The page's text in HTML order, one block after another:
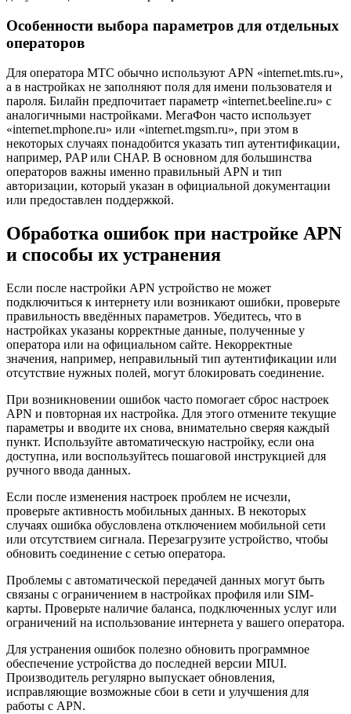
Особенности выбора параметров для отдельных
операторов
Для оператора МТС обычно используют APN «internet.mts.ru»,
а в настройках не заполняют поля для имени пользователя и
пароля. Билайн предпочитает параметр «internet.beeline.ru» с
аналогичными настройками. МегаФон часто использует
«internet.mphone.ru» или «internet.mgsm.ru», при этом в
некоторых случаях понадобится указать тип аутентификации,
например, PAP или CHAP. В основном для большинства
операторов важны именно правильный APN и тип
авторизации, который указан в официальной документации
или предоставлен поддержкой.
Обработка ошибок при настройке APN
и способы их устранения
Если после настройки APN устройство не может
подключиться к интернету или возникают ошибки, проверьте
правильность введённых параметров. Убедитесь, что в
настройках указаны корректные данные, полученные у
оператора или на официальном сайте. Некорректные
значения, например, неправильный тип аутентификации или
отсутствие нужных полей, могут блокировать соединение.
При возникновении ошибок часто помогает сброс настроек
APN и повторная их настройка. Для этого отмените текущие
параметры и вводите их снова, внимательно сверяя каждый
пункт. Используйте автоматическую настройку, если она
доступна, или воспользуйтесь пошаговой инструкцией для
ручного ввода данных.
Если после изменения настроек проблем не исчезли,
проверьте активность мобильных данных. В некоторых
случаях ошибка обусловлена отключением мобильной сети
или отсутствием сигнала. Перезагрузите устройство, чтобы
обновить соединение с сетью оператора.
Проблемы с автоматической передачей данных могут быть
связаны с ограничением в настройках профиля или SIM-
карты. Проверьте наличие баланса, подключенных услуг или
ограничений на использование интернета у вашего оператора.
Для устранения ошибок полезно обновить программное
обеспечение устройства до последней версии MIUI.
Производитель регулярно выпускает обновления,
исправляющие возможные сбои в сети и улучшения для
работы с APN.